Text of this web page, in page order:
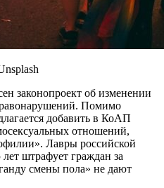
законопроект об изменении
Помимо
добавить в КоАП
отношений,
Лавры российской
лет штрафует граждан за
смены пола» не дают